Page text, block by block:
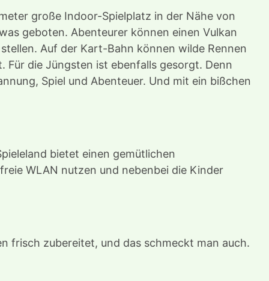
große Indoor-Spielplatz in der Nähe von
geboten. Abenteurer können einen Vulkan
Auf der Kart-Bahn können wilde Rennen
Für die Jüngsten ist ebenfalls gesorgt. Denn
Spiel und Abenteuer. Und mit ein bißchen
bietet einen gemütlichen
WLAN nutzen und nebenbei die Kinder
frisch zubereitet, und das schmeckt man auch.